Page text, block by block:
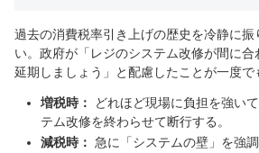
過去の消費税率引き上げの歴史を冷静に振
い。政府が「レジのシステム改修が間に
延期しましょう」と配慮したことが一度で
増税時：
どれほど現場に負担を強い
テム改修を終わらせて断行する。
減税時： 急に「システムの壁」を強